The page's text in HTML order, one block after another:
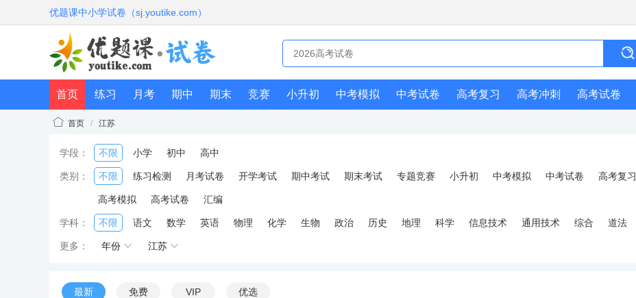
优题课中小学试卷（sj.youtike.com）
首页 练习 月考 期中 期末 竞赛 小升初 中考模拟 中考试卷 高考复习 高考冲刺 高考试卷
首页 / 江苏
学段： 不限 小学 初中 高中
类别： 不限 练习检测 月考试卷 开学考试 期中考试 期末考试 专题竞赛 小升初 中考模拟 中考试卷 高考复习
高考模拟 高考试卷 汇编
学科： 不限 语文 数学 英语 物理 化学 生物 政治 历史 地理 科学 信息技术 通用技术 综合 道法
更多： 年份 江苏
最新 免费 VIP 优选